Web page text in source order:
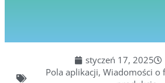
styczeń 17, 2025
Pola aplikacji, Wiadomości o